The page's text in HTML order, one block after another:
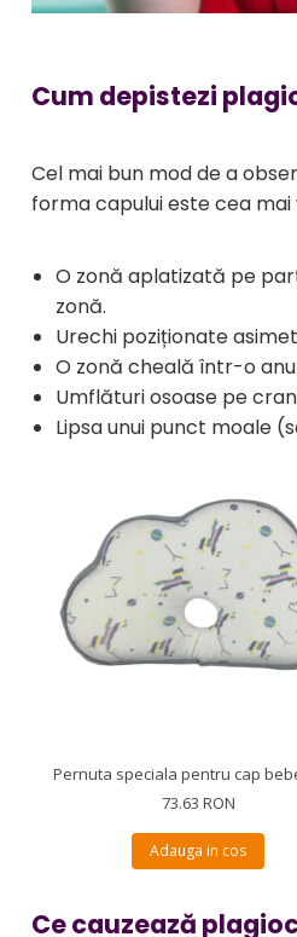
Cum depistezi
Cel mai bun mod de a
forma capului este cea
O zonă aplatizată pe
zonă.
Urechi poziționate
O zonă cheală într-o
Umflături osoase pe
Lipsa unui punct moale
73.63 RON
Adauga in cos
Ce cauzează